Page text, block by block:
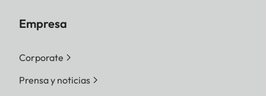
Empresa
Corporate
Prensa y noticias